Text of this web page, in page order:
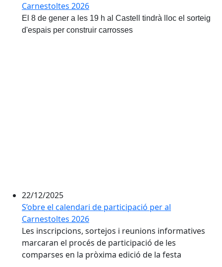
Carnestoltes 2026
El 8 de gener a les 19 h al Castell tindrà lloc el sorteig
d'espais per construir carrosses
22/12/2025
S’obre el calendari de participació per al
Carnestoltes 2026
Les inscripcions, sortejos i reunions informatives
marcaran el procés de participació de les
comparses en la pròxima edició de la festa